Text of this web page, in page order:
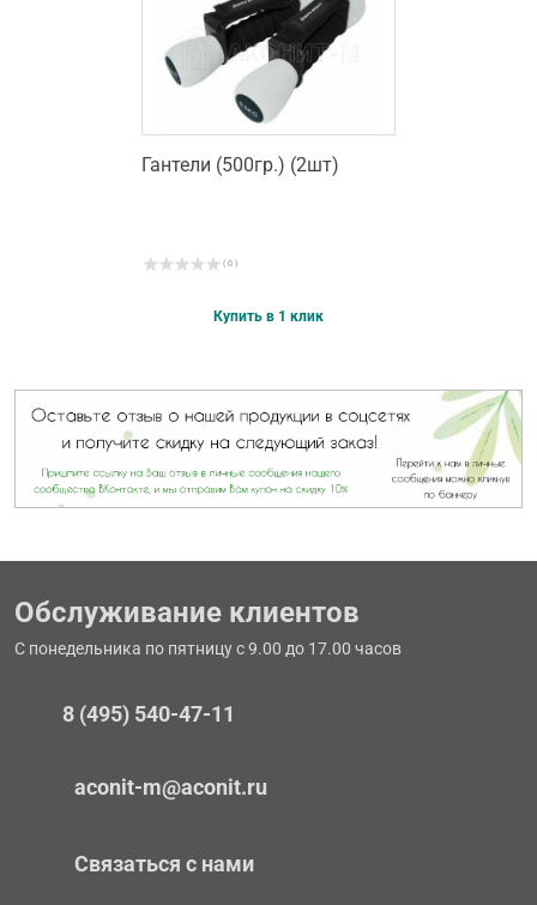
Гантели (500гр.) (2шт)
( 0 )
Купить в 1 клик
Обслуживание клиентов
С понедельника по пятницу с 9.00 до 17.00 часов
8 (495) 540-47-11
aconit-m@aconit.ru
Связаться с нами